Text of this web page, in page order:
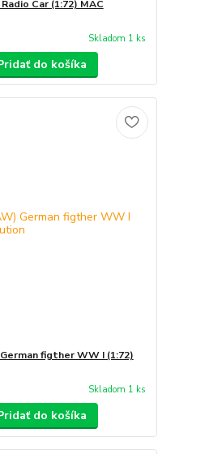
Car (1:72) MAC
Skladom 1 ks
do košíka
figther WW I (1:72)
Skladom 1 ks
do košíka